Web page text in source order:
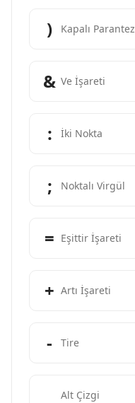
) Kapalı Parantez
& Ve İşareti
: İki Nokta
; Noktalı Virgül
= Eşittir İşareti
+ Artı İşareti
- Tire
Alt Çizgi